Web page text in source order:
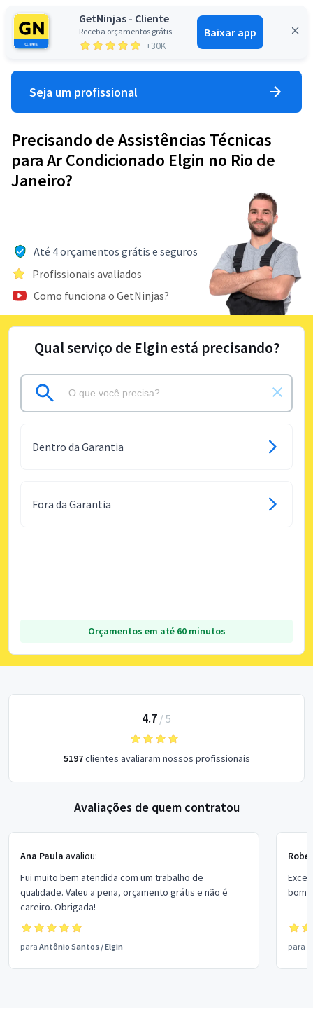
GetNinjas - Cliente
Receba orçamentos grátis
+30K
Baixar app
Entrar
Seja um profissional
Precisando de Assistências Técnicas
para Ar Condicionado Elgin no Rio de
Janeiro?
Até 4 orçamentos grátis e seguros
Profissionais avaliados
Como funciona o GetNinjas?
Qual serviço de Elgin está precisando?
Dentro da Garantia
Fora da Garantia
Orçamentos em até 60 minutos
4.7 / 5
5197clientes avaliaram nossos profissionais
Avaliações de quem contratou
Ana Paula avaliou:
Fui muito bem atendida com um trabalho de
qualidade. Valeu a pena, orçamento grátis e não é
careiro. Obrigada!
para Antônio Santos /Elgin
bom
para